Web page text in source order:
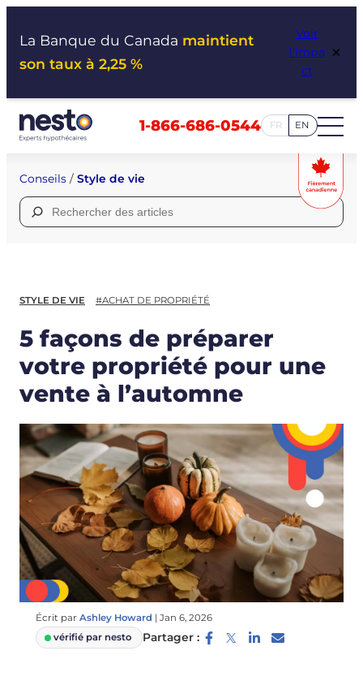
La Banque du Canada maintient
son taux à 2,25 %
Voir
l’impa
ct
×
1-866-686-0544 FR EN
Conseils / Style de vie
Rechercher :
STYLE DE VIE #ACHAT DE PROPRIÉTÉ
5 façons de préparer
votre propriété pour une
vente à l’automne
Écrit par Ashley Howard | Jan 6, 2026
vérifié par nesto
Partager :